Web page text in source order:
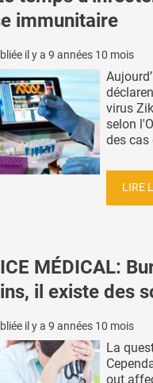
immunitaire
il y a 9 années 10 mois
virus
selon
des cas
LIRE
MÉDICAL:
il existe des
il y a 9 années 10 mois
La
out